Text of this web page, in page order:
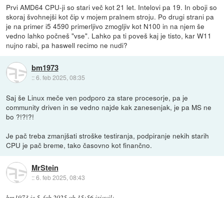
Prvi AMD64 CPU-ji so stari več kot 21 let. Intelovi pa 19. In oboji so
skoraj švohnejši kot čip v mojem pralnem stroju. Po drugi strani pa
je na primer i5 4590 primerljivo zmogljiv kot N100 in na njem še
vedno lahko počneš "vse". Lahko pa ti poveš kaj je tisto, kar W11
nujno rabi, pa haswell recimo ne nudi?
bm1973
::6. feb 2025, 08:35
Saj še Linux meče ven podporo za stare procesorje, pa je
community driven in se vedno najde kak zanesenjak, je pa MS ne
bo ?!?!?!
Je pač treba zmanjšati stroške testiranja, podpiranje nekih starih
CPU je pač breme, tako časovno kot finančno.
MrStein
::6. feb 2025, 08:43